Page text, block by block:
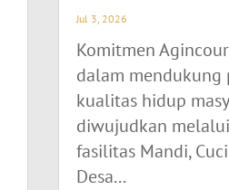
Jul 3, 2026
Komitmen
dalam mendukung
kualitas hidup
diwujudkan
fasilitas Mandi,
Desa...